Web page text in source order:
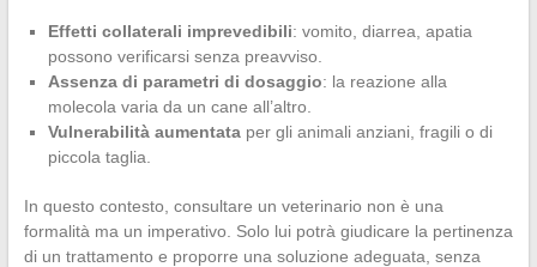
Effetti collaterali imprevedibili: vomito, diarrea, apatia
possono verificarsi senza preavviso.
Assenza di parametri di dosaggio: la reazione alla
molecola varia da un cane all’altro.
Vulnerabilità aumentataper gli animali anziani, fragili o di
piccola taglia.
In questo contesto, consultare un veterinario non è una
formalità ma un imperativo. Solo lui potrà giudicare la pertinenza
di un trattamento e proporre una soluzione adeguata, senza